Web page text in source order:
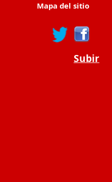
Mapa del sitio
Subir